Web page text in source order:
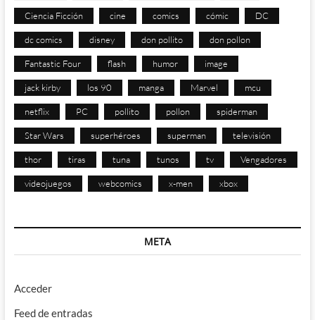
Ciencia Ficción cine comics cómic DC
dc comics disney don pollito don pollon
Fantastic Four flash humor image
jack kirby los 90 manga Marvel mcu
netflix PC pollito pollon spiderman
Star Wars superhéroes superman televisión
thor tiras tuna tunos tv Vengadores
videojuegos webcomics x-men xbox
META
Acceder
Feed de entradas